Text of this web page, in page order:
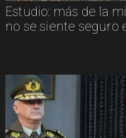
Estudio: más de la
no se siente seguro